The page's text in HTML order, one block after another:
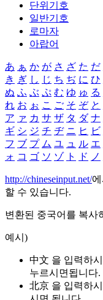
단위기호
일반기호
로마자
아랍어
あ ぁ か が さ ざ た だ
き ぎ し じ ち ぢ に ひ
ぬ ふ ぶ ぷ む ゆ ゅ る
れ お ぉ こ ご そ ぞ と
ア ァ カ サ ザ タ ダ ナ
ギ シ ジ チ ヂ ニ ヒ ビ
フ ブ プ ム ユ ュ ル エ
ォ コ ゴ ソ ゾ ト ド ノ
http://chineseinput.net/
할 수 있습니다.
변환된 중국어를 복사
예시)
中文 을 입력하
누르시면됩니다.
北京 을 입력하